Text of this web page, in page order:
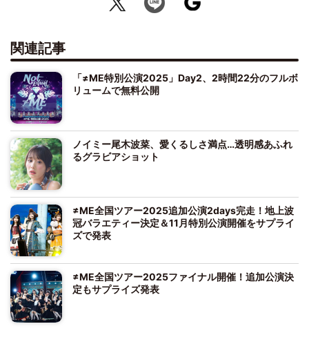
関連記事
「≠ME特別公演2025」Day2、2時間22分のフルボ
リュームで無料公開
ノイミー尾木波菜、愛くるしさ満点…透明感あふれ
るグラビアショット
≠ME全国ツアー2025追加公演2days完走！地上波
冠バラエティー決定＆11月特別公演開催をサプライ
ズで発表
≠ME全国ツアー2025ファイナル開催！追加公演決
定もサプライズ発表